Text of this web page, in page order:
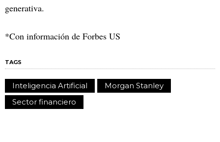
generativa.
*Con información de Forbes US
TAGS
Inteligencia Artificial
Morgan Stanley
Sector financiero